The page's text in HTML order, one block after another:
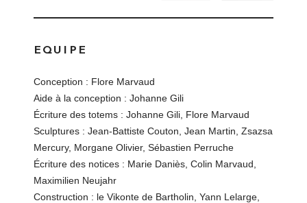
EQUIPE
Conception : Flore Marvaud
Aide à la conception : Johanne Gili
Écriture des totems : Johanne Gili, Flore Marvaud
Sculptures : Jean-Battiste Couton, Jean Martin, Zsazsa
Mercury, Morgane Olivier, Sébastien Perruche
Écriture des notices : Marie Daniès, Colin Marvaud,
Maximilien Neujahr
Construction : le Vikonte de Bartholin, Yann Lelarge,